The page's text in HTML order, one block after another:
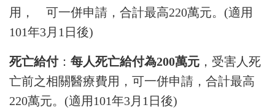
用， 可一併申請，合計最高220萬元。(適用
101年3月1日後)
死亡給付： 每人死亡給付為200萬元 ，受害人死
亡前之相關醫療費用，可一併申請，合計最高
220萬元。(適用101年3月1日後)